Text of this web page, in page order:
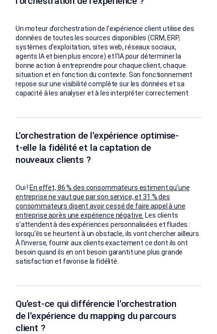
Un moteur d’orchestration de l’expérience client utilise des
données de toutes les sources disponibles (CRM, ERP,
systèmes d’exploitation, sites web, réseaux sociaux,
agents IA et bien plus encore) et l’IA pour déterminer la
bonne action à entreprendre pour chaque client, chaque
situation et en fonction du contexte. Son fonctionnement
repose sur une visibilité complète sur les données et sa
capacité à les analyser et à les interpréter correctement.
L'orchestration de l'expérience optimise-
t-elle la fidélité et la captation de
nouveaux clients ?
Oui ! En effet, 86 % des consommateurs estiment qu’une
entreprise ne vaut que par son service, et 31 % des
consommateurs disent avoir cessé de faire appel à une
entreprise après une expérience négative. Les clients
s’attendent à des expériences personnalisées et fluides :
lorsqu’ils se heurtent à un obstacle, ils vont chercher ailleurs.
À l’inverse, fournir aux clients exactement ce dont ils ont
besoin quand ils en ont besoin garantit une plus grande
satisfaction et favorise la fidélité.
Qu'est-ce qui différencie l'orchestration
de l'expérience du mapping du parcours
client ?